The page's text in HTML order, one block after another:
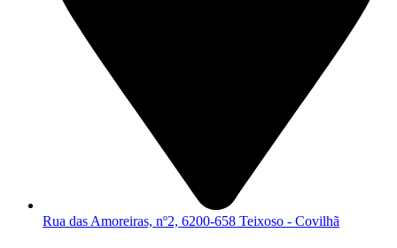
Rua das Amoreiras, nº2, 6200-658 Teixoso - Covilhã